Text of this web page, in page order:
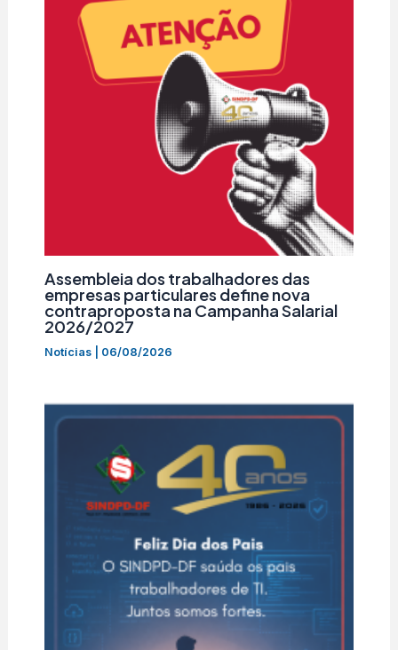
Assembleia dos trabalhadores das
empresas particulares define nova
contraproposta na Campanha Salarial
2026/2027
Notícias| 06/08/2026